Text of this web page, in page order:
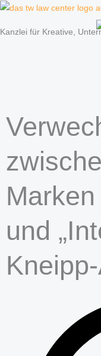
Zum
springen
Kanzlei für Kreative,
Marken
und